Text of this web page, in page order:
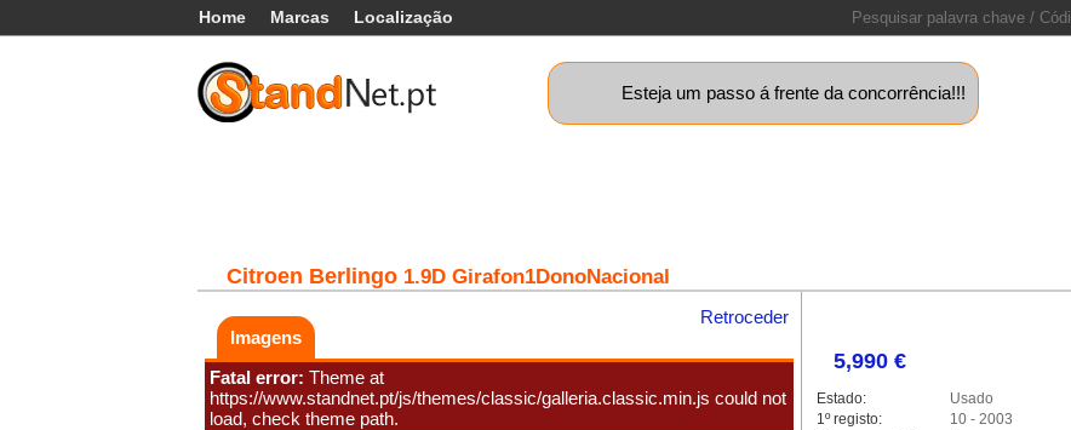
Home Marcas Localização
Esteja um passo á frente da concorrência!!!
Citroen Berlingo 1.9D Girafon1DonoNacional
Retroceder
Imagens
Fatal error: Theme at
https://www.standnet.pt/js/themes/classic/galleria.classic.min.js could not
load, check theme path.
5,990 €
Estado:
Usado
1º registo:
10 - 2003